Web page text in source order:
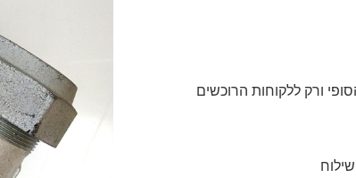
ורק ללקוחות הרוכשים